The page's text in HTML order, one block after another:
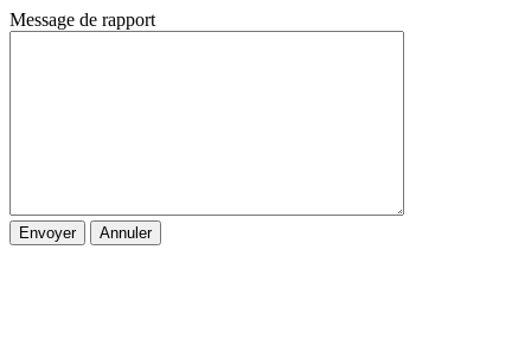
Message de rapport
Envoyer Annuler